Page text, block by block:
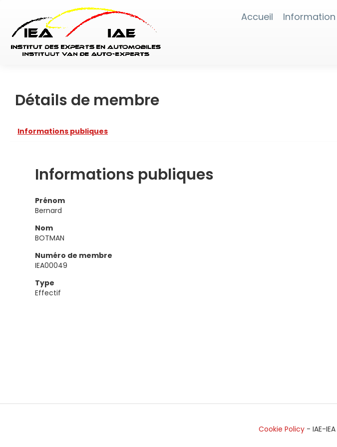
Accueil Information
Détails de membre
Informations publiques
Informations publiques
Prénom
Bernard
Nom
BOTMAN
Numéro de membre
IEA00049
Type
Effectif
Cookie Policy - IAE-IEA